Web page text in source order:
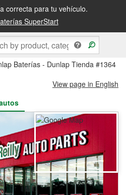
correcta para tu vehículo.
SuperStart
siguiente o recógela en la tienda
Baterías - Dunlap Tienda #1364
View page in English